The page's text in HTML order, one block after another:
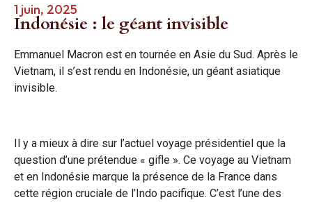
1 juin, 2025
Indonésie : le géant invisible
Emmanuel Macron est en tournée en Asie du Sud. Après le
Vietnam, il s’est rendu en Indonésie, un géant asiatique
invisible.
Il y a mieux à dire sur l’actuel voyage présidentiel que la
question d’une prétendue « gifle ». Ce voyage au Vietnam
et en Indonésie marque la présence de la France dans
cette région cruciale de l’Indo pacifique. C’est l’une des